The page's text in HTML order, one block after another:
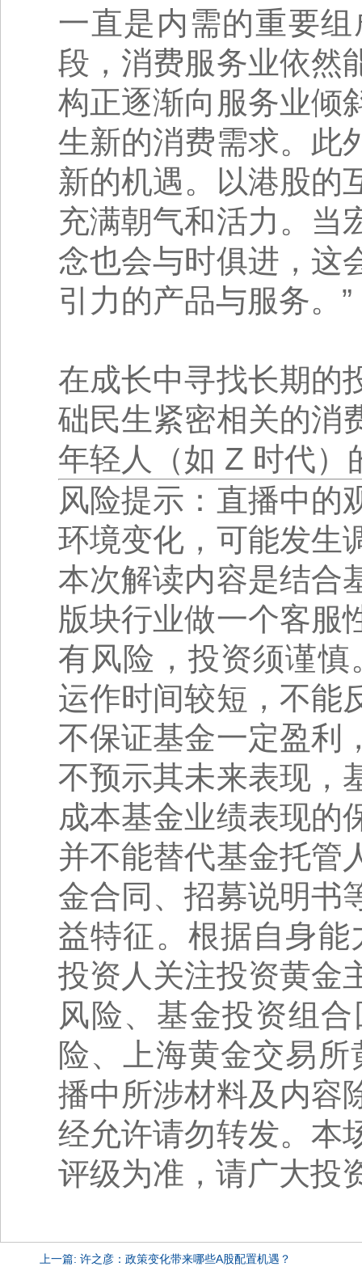
一直是内需的重要
段，消费服务业依然
构正逐渐向服务业倾
生新的消费需求。此
新的机遇。以港股的
充满朝气和活力。当
念也会与时俱进，这
引力的产品与服务。”
在成长中寻找长期的
础民生紧密相关的消
年轻人（如 Z 时代）
风险提示：直播中的
环境变化，可能发生
本次解读内容是结合
版块行业做一个客服
有风险，投资须谨
运作时间较短，不能
不保证基金一定盈利
不预示其未来表现，
成本基金业绩表现的
并不能替代基金托管
金合同、招募说明书
益特征。根据自身
投资人关注投资黄金
风险、基金投资组
险、上海黄金交易
播中所涉材料及内容
经允许请勿转发。本
评级为准，请广大投
上一篇: 许之彦：政策变化带来哪些A股配置机遇？